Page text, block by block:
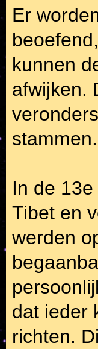
Er
kunnen
afwijken.
In de
Tibet en
werden
dat ieder
richten.